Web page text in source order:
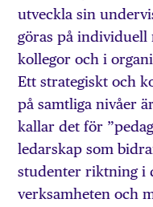
utveckla sin
göras på individuell
kollegor och i
Ett strategiskt och
på samtliga nivåer
kallar det för
ledarskap som
studenter riktning i
verksamheten och